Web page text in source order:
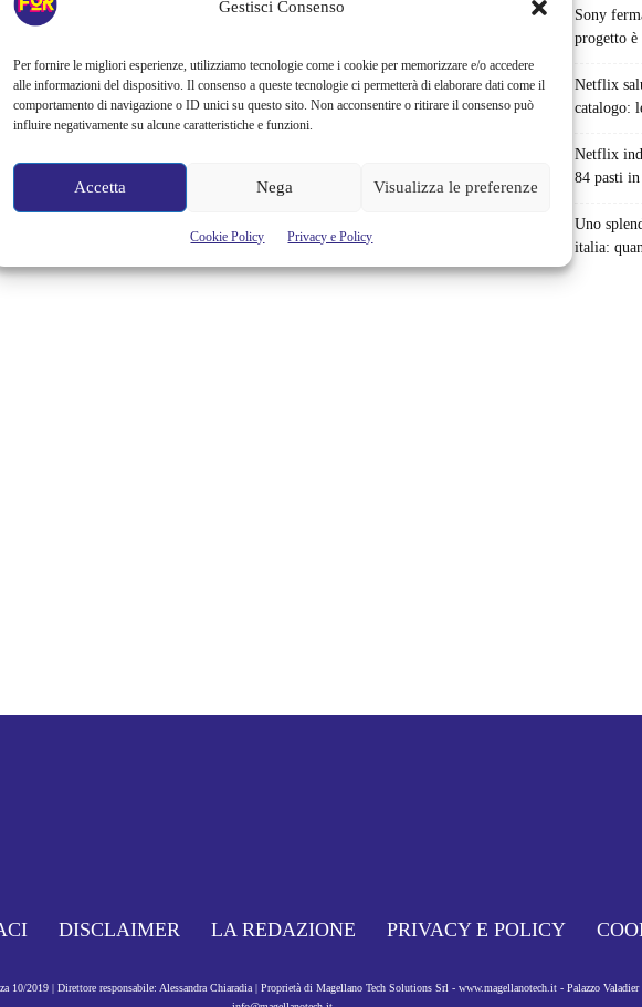
Gestisci Consenso
Per fornire le migliori esperienze, utilizziamo tecnologie come i cookie per memorizzare e/o accedere
alle informazioni del dispositivo. Il consenso a queste tecnologie ci permetterà di elaborare dati come il
comportamento di navigazione o ID unici su questo sito. Non acconsentire o ritirare il consenso può
influire negativamente su alcune caratteristiche e funzioni.
Accetta Nega Visualizza le preferenze
Cookie Policy Privacy e Policy
all’ultimo regalo e ciò vuol dire “disagio”: traffico per raggiungere i
luoghi di interesse, spintoni e azzuffate all’interno dei negozi, code
per entrare e uscire dai centri commerciali e spesso e (non)
volentieri, code infinite...
Alessandra Chiaradia
Sony
progetto è
Netflix
catalogo:
Netflix
84 pasti
Uno
italia:
DISCLAIMER LA REDAZIONE PRIVACY E POLICY
2019 | Direttore responsabile: Alessandra Chiaradia | Proprietà di Magellano Tech Solutions Srl - www.magellanotech.it - Palazzo